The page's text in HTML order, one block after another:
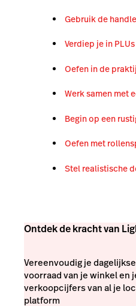
Gebruik de
Verdiep je in
Oefen in de
Werk samen met
Begin op een
Oefen met
Stel realistische
Ontdek de kracht van
Vereenvoudig je
voorraad van je winkel en
verkoopcijfers van al je
platform